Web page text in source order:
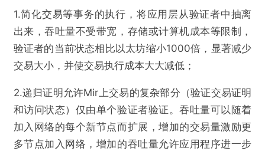
1.简化交易等事务的执行，将应用层从验证者中抽离
出来，吞吐量不受带宽，存储或计算机成本等限制，
验证者的当前状态相比以太坊缩小1000倍，显著减少
交易大小，并使交易执行成本大大减低；
2.递归证明允许Mir上交易的复杂部分（验证交易证明
和访问状态）仅由单个验证者验证。吞吐量可以随着
加入网络的每个新节点而扩展，增加的交易量激励更
多节点加入网络，增加的吞吐量允许应用程序进一步